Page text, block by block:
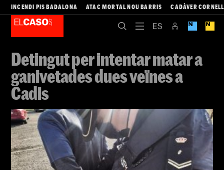
INCENDI PIS BADALONA ATAC MORTAL NOU BARRIS CADÀVER
Detingut per intentar matar a
ganivetades dues veïnes a
Cadis